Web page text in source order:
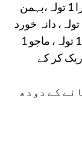
سنگھاڑے 1 تولہ، گوندکیکر1 تولہ ، گوند کتیرا 1 تولہ،بہمن
سرخ 1 تولہ، بہمن سفید 1 تولہ ، طباشیر 1 تولہ، دانہ خورد
1 تولہ،پھٹکڑی بریاں 1 تولہ، سنگجڑا بریاں 1 تولہ، ماجو 1
سب کوباریک کر کے
کے دودھ